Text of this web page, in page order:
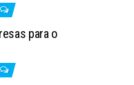
para o